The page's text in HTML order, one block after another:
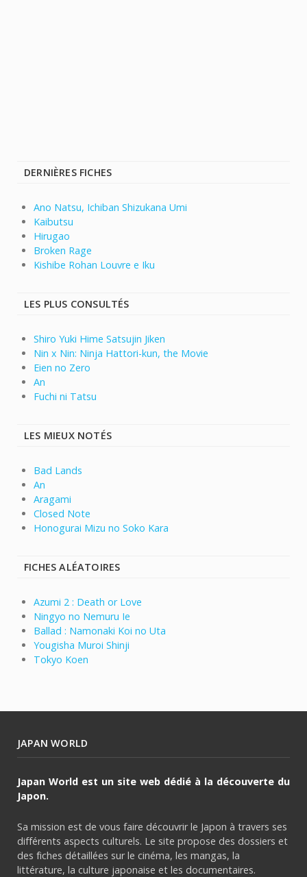
DERNIÈRES FICHES
Ano Natsu, Ichiban Shizukana Umi
Kaibutsu
Hirugao
Broken Rage
Kishibe Rohan Louvre e Iku
LES PLUS CONSULTÉS
Shiro Yuki Hime Satsujin Jiken
Nin x Nin: Ninja Hattori-kun, the Movie
Eien no Zero
An
Fuchi ni Tatsu
LES MIEUX NOTÉS
Bad Lands
An
Aragami
Closed Note
Honogurai Mizu no Soko Kara
FICHES ALÉATOIRES
Azumi 2 : Death or Love
Ningyo no Nemuru Ie
Ballad : Namonaki Koi no Uta
Yougisha Muroi Shinji
Tokyo Koen
JAPAN WORLD
Japan World est un site web dédié à la découverte du
Japon.
Sa mission est de vous faire découvrir le Japon à travers ses
différents aspects culturels. Le site propose des dossiers et
des fiches détaillées sur le cinéma, les mangas, la
littérature, la culture japonaise et les documentaires.